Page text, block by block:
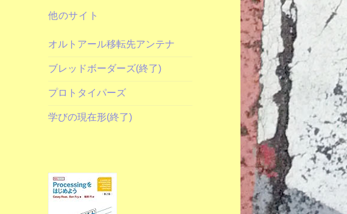
他のサイト
オルトアール移転先アンテナ
ブレッドボーダーズ(終了)
プロトタイパーズ
学びの現在形(終了)